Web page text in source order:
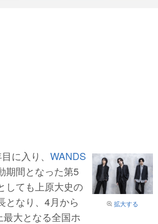
拡大する
に入り、 WANDS
期間となった第5
しても上原大史の
となり、4月から
大となる全国ホ